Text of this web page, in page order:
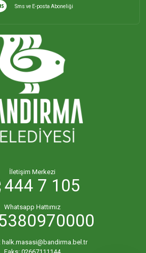
Sms ve E-posta Aboneliği
İletişim Merkezi
444 7 105
Whatsapp Hattımız
halk.masasi@bandirma.bel.tr